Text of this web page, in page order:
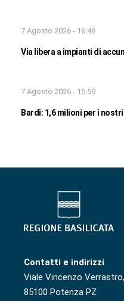
7 Agosto 2026 - 16:48
Via libera a impianti di
7 Agosto 2026 - 15:59
Bardi: 1,6 milioni per i
Contatti e indirizzi
Viale Vincenzo
85100 Potenza PZ